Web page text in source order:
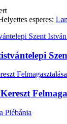
esperes: